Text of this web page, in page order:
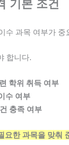
기본 조건
수 과목 여부가 중
합니다.
학위 취득 여부
수 여부
충족 여부
요한 과목을 맞춰